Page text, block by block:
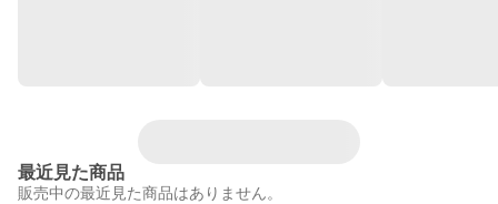
最近見た商品
販売中の最近見た商品はありません。